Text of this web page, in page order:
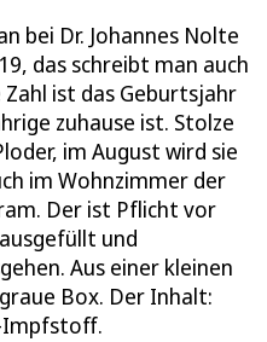
bei Dr. Johannes Nolte
das schreibt man auch
Zahl ist das Geburtsjahr
zuhause ist. Stolze
im August wird sie
im Wohnzimmer der
Der ist Pflicht vor
und
Aus einer kleinen
Box. Der Inhalt:
Impfstoff.